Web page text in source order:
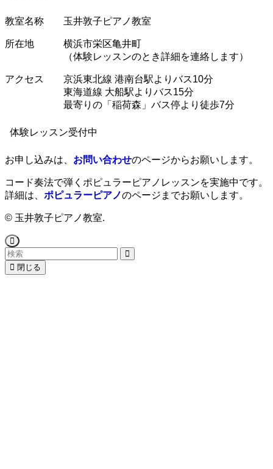
教室名称 玉井敦子ピアノ教室
所在地 横浜市栄区亀井町
（体験レッスンのとき詳細を連絡します）
アクセス 京浜東北線 港南台駅よりバス10分
東海道線 大船駅よりバス15分
最寄りの「稲荷森」バス停より徒歩7分
体験レッスン受付中
お申し込みは、 お問い合わせのページからお願いします。
コード奏法で弾くポピュラーピアノレッスンを実施中です。
詳細は、 ポピュラーピアノのページまでお願いします。
© 玉井敦子ピアノ教室.
閉じる